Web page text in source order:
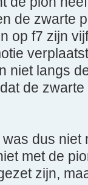
de zwarte
op f7 zijn
niet langs
de
dus niet
met de
zijn,